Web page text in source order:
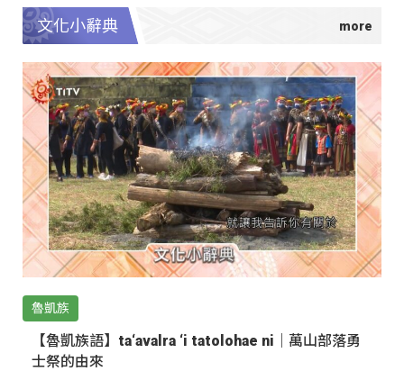
文化小辭典
魯凱族
【魯凱族語】ta‘avalra ‘i tatolohae ni｜萬山部落勇
士祭的由來